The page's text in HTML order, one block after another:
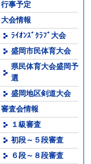
行事予定
大会情報
ﾗｲｵﾝｽﾞｸﾗﾌﾞ大会
盛岡市民体育大会
県民体育大会盛岡予
選
盛岡地区剣道大会
審査会情報
１級審査
初段～５段審査
６段～８段審査